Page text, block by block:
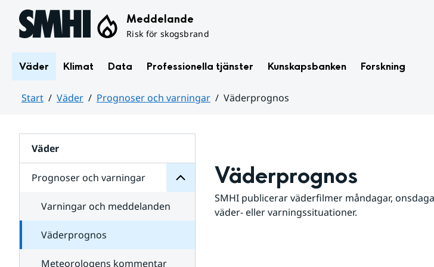
Hoppa till sidans innehåll Meddelande
Risk för skogsbrand
Väder Klimat Data Professionella tjänster Kunskapsbanken Forskning
Start Väder Prognoser och varningar
Väderprognos
Väder
Prognoser och varningar
för
varningar
Varningar och meddelanden
Väderprognos
Meteorologens kommentar
Väderprognos
SMHI publicerar väderfilmer måndagar,
väder- eller varningssituationer.